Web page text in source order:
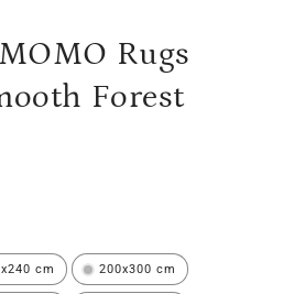
Rugs
Forest
cm 200x300 cm